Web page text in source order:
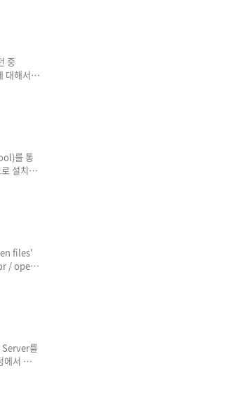
중
대해서도
를 통
설치해
되었
건이 있
files'
/ open
일 디
Server를
서 발생
목록